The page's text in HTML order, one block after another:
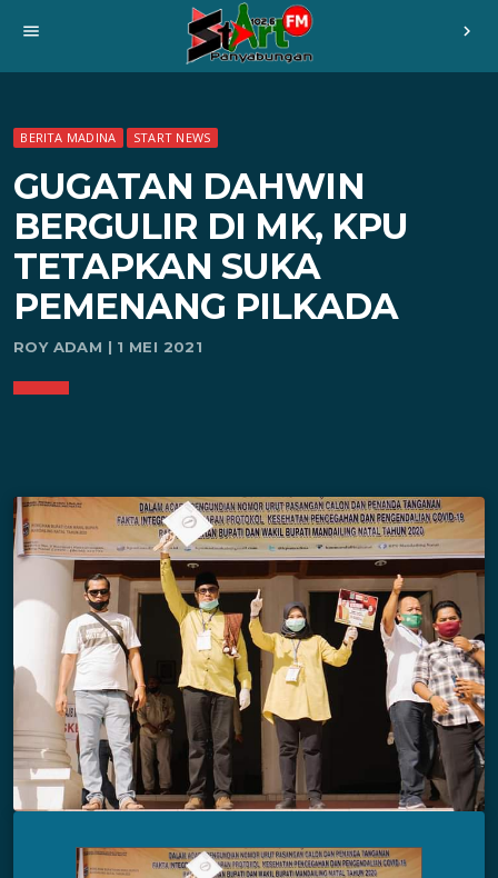
menu chevron_right
BERITA MADINA START NEWS
GUGATAN DAHWIN
BERGULIR DI MK, KPU
TETAPKAN SUKA
PEMENANG PILKADA
ROY ADAM | 1 MEI 2021